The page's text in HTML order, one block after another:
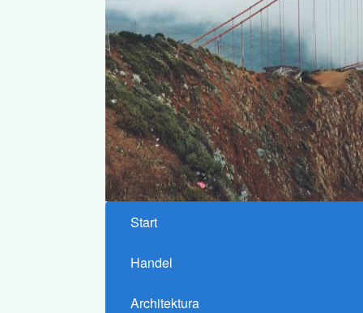
Start
Handel
Architektura